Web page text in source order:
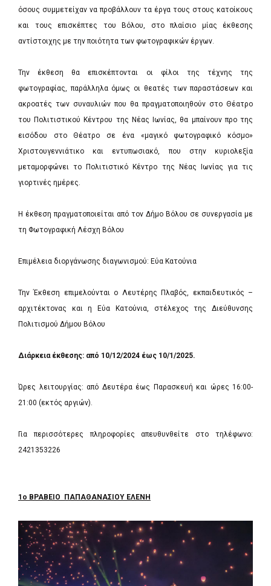
όσους συμμετείχαν να προβάλλουν τα έργα τους στους κατοίκους
και τους επισκέπτες του Βόλου, στο πλαίσιο μίας έκθεσης
αντίστοιχης με την ποιότητα των φωτογραφικών έργων.
Την έκθεση θα επισκέπτονται οι φίλοι της τέχνης της
φωτογραφίας, παράλληλα όμως οι θεατές των παραστάσεων και
ακροατές των συναυλιών που θα πραγματοποιηθούν στο Θέατρο
του Πολιτιστικού Κέντρου της Νέας Ιωνίας, θα μπαίνουν προ της
εισόδου στο Θέατρο σε ένα «μαγικό φωτογραφικό κόσμο»
Χριστουγεννιάτικο και εντυπωσιακό, που στην κυριολεξία
μεταμορφώνει το Πολιτιστικό Κέντρο της Νέας Ιωνίας για τις
γιορτινές ημέρες.
Η έκθεση πραγματοποιείται από τον Δήμο Βόλου σε συνεργασία με
τη Φωτογραφική Λέσχη Βόλου
Επιμέλεια διοργάνωσης διαγωνισμού: Εύα Κατούνια
Την Έκθεση επιμελούνται ο Λευτέρης Πλαβός, εκπαιδευτικός –
αρχιτέκτονας και η Εύα Κατούνια, στέλεχος της Διεύθυνσης
Πολιτισμού Δήμου Βόλου
Διάρκεια έκθεσης: από 10/12/2024 έως 10/1/2025.
Ώρες λειτουργίας: από Δευτέρα έως Παρασκευή και ώρες 16:00-
21:00 (εκτός αργιών).
Για περισσότερες πληροφορίες απευθυνθείτε στο τηλέφωνο:
2421353226
1ο ΒΡΑΒΕΙΟ ΠΑΠΑΘΑΝΑΣΙΟΥ ΕΛΕΝΗ